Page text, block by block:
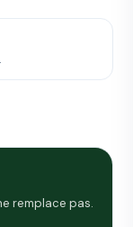
remplace pas.